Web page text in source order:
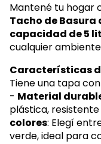
Mantené tu hogar
Tacho de Basura
capacidad de 5
cualquier
Características
Tiene una tapa
- Material
plástica,
colores: Elegí
verde, ideal para